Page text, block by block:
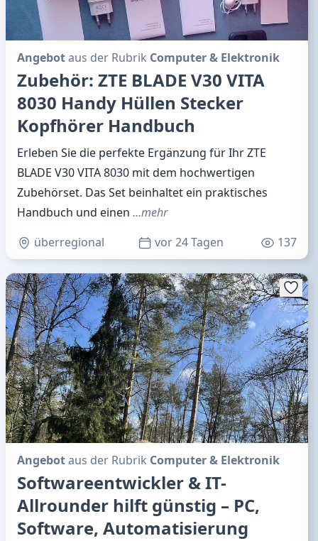
Angebotaus der Rubrik Computer & Elektronik
Zubehör: ZTE BLADE V30 VITA
8030 Handy Hüllen Stecker
Kopfhörer Handbuch
Erleben Sie die perfekte Ergänzung für Ihr ZTE
BLADE V30 VITA 8030 mit dem hochwertigen
Zubehörset. Das Set beinhaltet ein praktisches
Handbuch und einen …mehr
überregional
vor 24 Tagen 137
Angebotaus der Rubrik Computer & Elektronik
Softwareentwickler & IT-
Allrounder hilft günstig – PC,
Software, Automatisierung